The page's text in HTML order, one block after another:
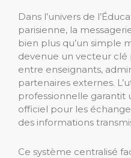
Dans l’univers de
parisienne, la
bien plus qu’un simple
devenue un vecteur
entre enseignants,
partenaires externes.
professionnelle garantit
officiel pour les
des informations
Ce système centralisé